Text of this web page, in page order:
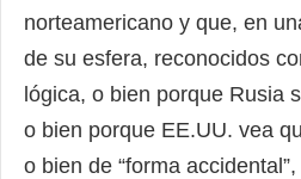
norteamericano y que, en
de su esfera, reconocidos
lógica, o bien porque Rusia
o bien porque EE.UU. vea
o bien de “forma